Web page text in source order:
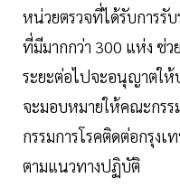
หน่วยตรวจที่ได้รับการรับ
ที่มีมากกว่า 300 แห่ง ช่ว
ระยะต่อไปจะอนุญาตให้
จะมอบหมายให้คณะกรร
กรรมการโรคติดต่อกรุง
ตามแนวทางปฏิบัติ